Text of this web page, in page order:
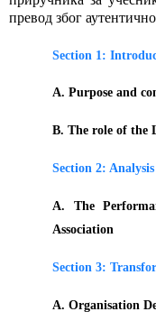
превод због
Section 1:
A. Purpose and
B. The role of the
Section 2:
A. The
Association
Section 3:
A. Organisation